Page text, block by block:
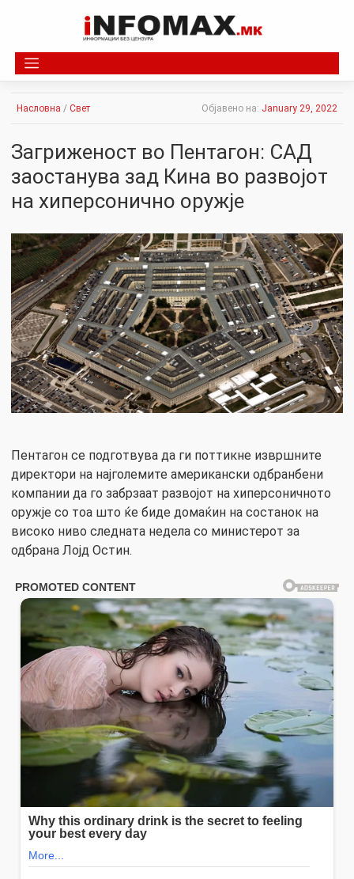
Насловна / Свет Објавено на: January 29, 2022
Загриженост во Пентагон: САД
заостанува зад Кина во развојот
на хиперсонично оружје
Пентагон се подготвува да ги поттикне извршните
директори на најголемите американски одбранбени
компании да го забрзаат развојот на хиперсоничното
оружје со тоа што ќе биде домаќин на состанок на
високо ниво следната недела со министерот за
одбрана Лојд Остин.